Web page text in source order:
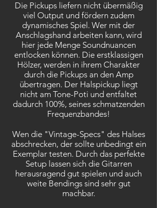
Die Pickups liefern nicht übermäßig
viel Output und fördern zudem
dynamisches Spiel. Wer mit der
Anschlagshand arbeiten kann, wird
hier jede Menge Soundnuancen
entlocken können. Die erstklassigen
Hölzer, werden in ihrem Charakter
durch die Pickups an den Amp
übertragen. Der Halspickup liegt
nicht am Tone-Poti und entfaltet
dadurch 100%, seines schmatzenden
Frequenzbandes!
Wen die "Vintage-Specs" des Halses
abschrecken, der sollte unbedingt ein
Exemplar testen. Durch das perfekte
Setup lassen sich die Gitarren
herausragend gut spielen und auch
weite Bendings sind sehr gut
machbar.